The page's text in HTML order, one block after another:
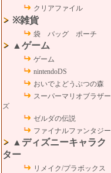
クリアファイル
※雑貨
袋 バッグ ポーチ
▲ゲーム
ゲーム
nintendoDS
おいでよどうぶつの森
スーパーマリオブラザー
ズ
ゼルダの伝説
ファイナルファンタジー
▲ディズニーキャラク
ター
リメイク/プラボックス